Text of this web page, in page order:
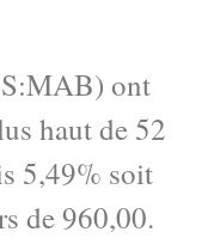
ont
haut de 52
5,49% soit
de 960,00.